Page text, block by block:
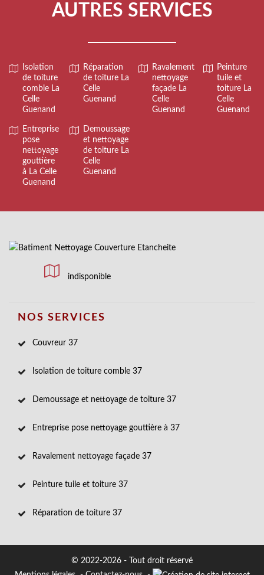
AUTRES SERVICES
Isolation
de toiture
comble La
Celle
Guenand
Réparation
de toiture La
Celle
Guenand
Ravalement
nettoyage
façade La
Celle
Guenand
Peinture
tuile et
toiture La
Celle
Guenand
Entreprise
pose
nettoyage
gouttière
à La Celle
Guenand
Demoussage
et nettoyage
de toiture La
Celle
Guenand
indisponible
NOS SERVICES
Couvreur 37
Isolation de toiture comble 37
Demoussage et nettoyage de toiture 37
Entreprise pose nettoyage gouttière à 37
Ravalement nettoyage façade 37
Peinture tuile et toiture 37
Réparation de toiture 37
© 2022-2026 - Tout droit réservé